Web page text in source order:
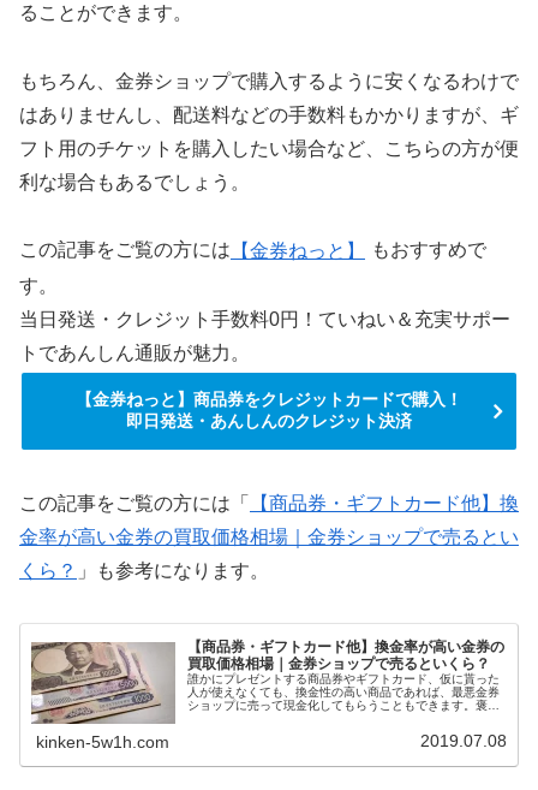
ることができます。
もちろん、金券ショップで購入するように安くなるわけで
はありませんし、配送料などの手数料もかかりますが、ギ
フト用のチケットを購入したい場合など、こちらの方が便
利な場合もあるでしょう。
この記事をご覧の方には 【金券ねっと】
もおすすめで
す。
当日発送・クレジット手数料0円！ていねい＆充実サポー
トであんしん通販が魅力。
【金券ねっと】商品券をクレジットカードで購入！
即日発送・あんしんのクレジット決済
この記事をご覧の方には「
【商品券・ギフトカード他】換
金率が高い金券の買取価格相場｜金券ショップで売るとい
くら？ 」も参考になります。
【商品券・ギフトカード他】換金率が高い金券の
買取価格相場｜金券ショップで売るといくら？
誰かにプレゼントする商品券やギフトカード、仮に貰った
人が使えなくても、換金性の高い商品であれば、最悪金券
ショップに売って現金化してもらうこともできます。褒め
品券やギフトカードを選ぶと、自然に利用できる店舗が多
い金券をプレゼントすることにもなります。今回は、換金
kinken-5w1h.com 2019.07.08